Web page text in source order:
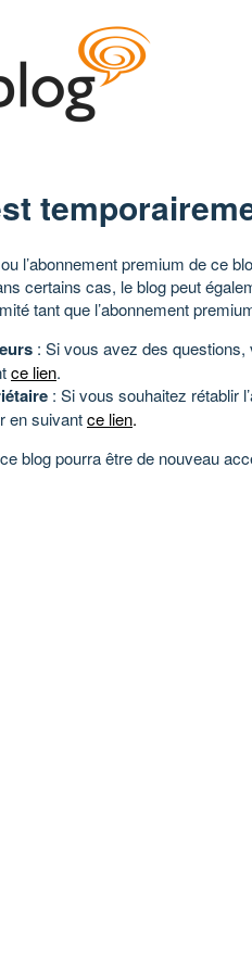
l’abonnement premium de ce
certains cas, le blog peut
tant que l’abonnement
: Si vous avez des
ce lien.
: Si vous souhaitez rétablir
en suivantce lien.
blog pourra être de nouveau